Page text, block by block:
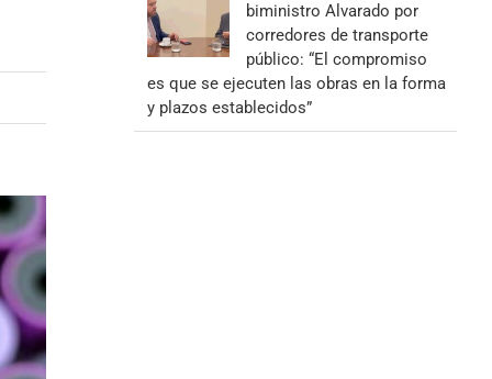
biministro Alvarado por
corredores de transporte
público: “El compromiso
es que se ejecuten las obras en la forma
y plazos establecidos”